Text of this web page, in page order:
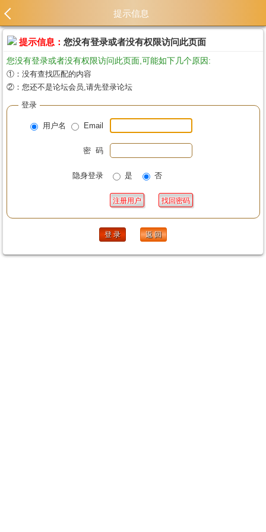
提示信息
提示信息： 您没有登录或者没有权限访问此页面
您没有登录或者没有权限访问此页面,可能如下几个原因:
①：没有查找匹配的内容
②：您还不是论坛会员,请先登录论坛
登录
用户名 Email
密 码
隐身登录 是 否